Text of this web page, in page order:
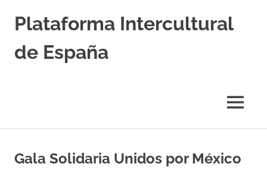
Plataforma Intercultural
de España
MENÚ
Gala Solidaria Unidos por México